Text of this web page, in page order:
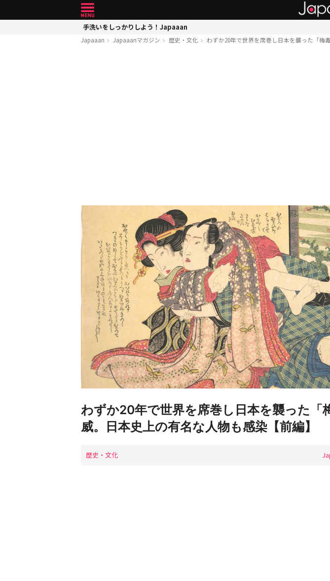
手洗いをしっかりしよう！Japaaan
Japaaan Japaaanマガジン 歴史・文化 わずか20年で世界を席巻し日本を襲った「梅
わずか20年で世界を席巻し日本を襲った「
威。日本史上の有名な人物も感染【前編】
歴史・文化